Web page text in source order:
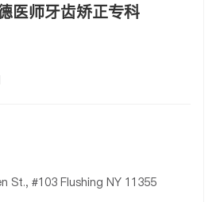
医师牙齿矫正专科
42-31 Colden St., #103 Flushing NY 11355